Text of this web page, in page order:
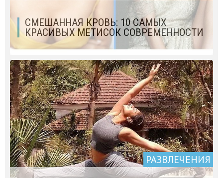
СМЕШАННАЯ КРОВЬ: 10 САМЫХ
КРАСИВЫХ МЕТИСОК СОВРЕМЕННОСТИ
РАЗВЛЕЧЕНИЯ